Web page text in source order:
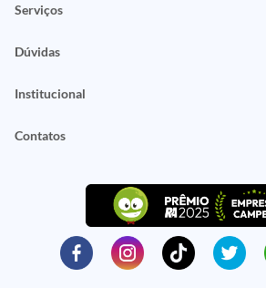
Serviços
Dúvidas
Institucional
Contatos